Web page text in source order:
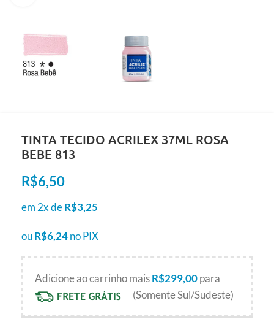
TINTA TECIDO ACRILEX 37ML ROSA
BEBE 813
R$6,50
em 2x deR$3,25
ouR$6,24no PIX
Adicione ao carrinho maisR$299,00para
(Somente Sul/Sudeste)